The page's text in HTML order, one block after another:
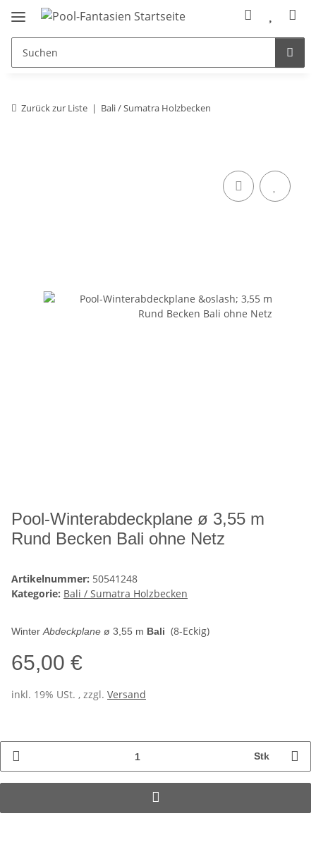
Zurück zur Liste Bali / Sumatra Holzbecken
Pool-Winterabdeckplane ø 3,55 m
Rund Becken Bali ohne Netz
Artikelnummer: 50541248
Kategorie: Bali / Sumatra Holzbecken
Winter Abdeckplane ø 3,55 m Bali (8-Eckig)
65,00 €
inkl. 19% USt. , zzgl. Versand
Stk